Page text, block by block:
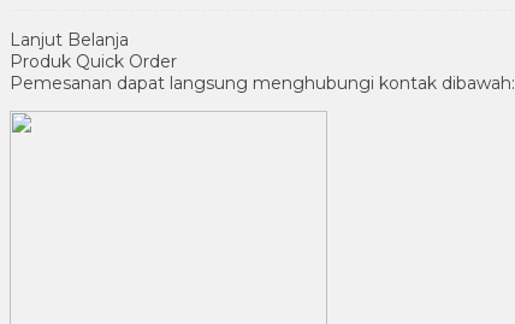
Lanjut Belanja
Produk Quick Order
Pemesanan dapat langsung menghubungi kontak dibawah: